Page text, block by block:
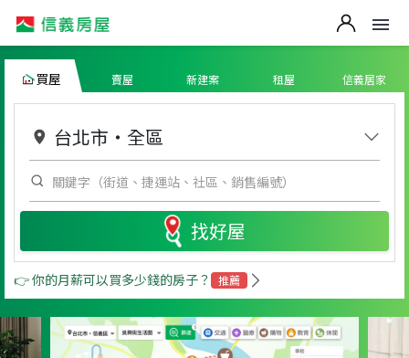
買屋 賣屋 新建案 租屋 信義居家
台北市 ・ 全區
找好屋
👉 你的月薪可以買多少錢的房子？ 推薦